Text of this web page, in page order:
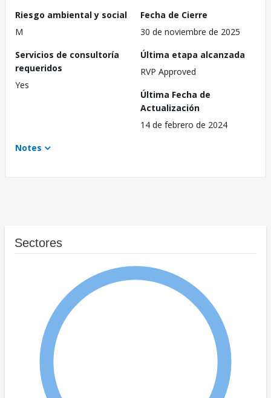
Riesgo ambiental y social
M
Fecha de Cierre
30 de noviembre de 2025
Servicios de consultoría
requeridos
Yes
Última etapa alcanzada
RVP Approved
Última Fecha de
Actualización
14 de febrero de 2024
Notes
Sectores